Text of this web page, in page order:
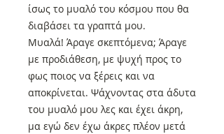
ίσως το μυαλό του κόσμου που θα
διαβάσει τα γραπτά μου.
Μυαλά! Άραγε σκεπτόμενα; Άραγε
με προδιάθεση, με ψυχή προς το
φως ποιος να ξέρεις και να
αποκρίνεται. Ψάχνοντας στα άδυτα
του μυαλό μου λες και έχει άκρη,
μα εγώ δεν έχω άκρες πλέον μετά